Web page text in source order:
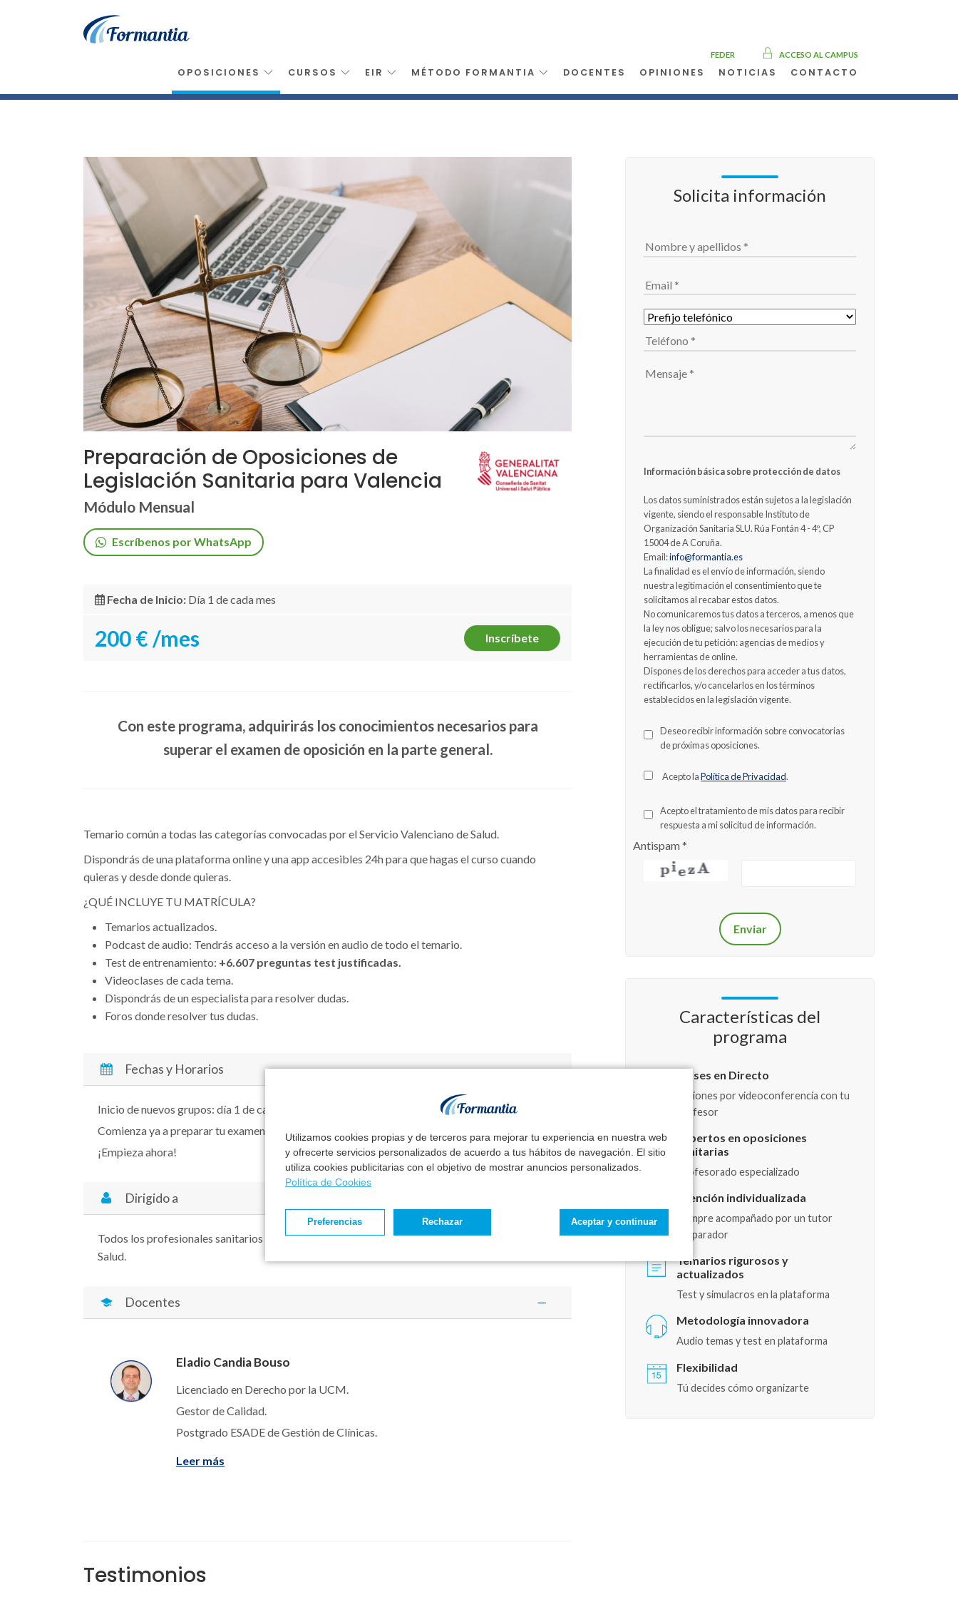
Utilizamos cookies propias y de terceros para mejorar tu experiencia en nuestra web
y ofrecerte servicios personalizados de acuerdo a tus hábitos de navegación. El sitio
utiliza cookies publicitarias con el objetivo de mostrar anuncios personalizados.
Política de Cookies
Aceptar y continuar
Rechazar
Preferencias
Oposiciones >Legislacion Legislacion Sanitaria Para Valencia
Preparación de Oposiciones de
Legislación Sanitaria para Valencia
Módulo Mensual
Escríbenos por WhatsApp
Fecha de Inicio: Día 1 de cada mes
200 €/mes Inscríbete
Con este programa, adquirirás los conocimientos necesarios para
superar el examen de oposición en la parte general.
Temario común a todas las categorías convocadas por el Servicio Valenciano de Salud.
Dispondrás de una plataforma online y una app accesibles 24h para que hagas el curso cuando
quieras y desde donde quieras.
¿QUÉ INCLUYE TU MATRÍCULA?
Temarios actualizados.
Podcast de audio: Tendrás acceso a la versión en audio de todo el temario.
Test de entrenamiento: +6.607 preguntas test justificadas.
Videoclases de cada tema.
Dispondrás de un especialista para resolver dudas.
Foros donde resolver tus dudas.
Fechas y Horarios
Inicio de nuevos grupos: día 1 de cada mes.
Comienza ya a preparar tu examen y consigue los resultados que estabas buscando.
¡Empieza ahora!
Dirigido a
Todos los profesionales sanitarios que se presenten a convocatoria del Servicio Valenciano de
Salud.
Docentes
Eladio Candia Bouso
Licenciado en Derecho por la UCM.
Gestor de Calidad.
Postgrado ESADE de Gestión de Clínicas.
Leer más
Testimonios
Solicita información
Información básica sobre protección de datos
Los datos suministrados están sujetos a la legislación
vigente, siendo el responsable Instituto de
Organización Sanitaria SLU. Rúa Fontán 4 - 4º, CP
15004 de A Coruña.
Email:info@formantia.es
La finalidad es el envío de información, siendo
nuestra legitimación el consentimiento que te
solicitamos al recabar estos datos.
No comunicaremos tus datos a terceros, a menos que
la ley nos obligue; salvo los necesarios para la
ejecución de tu petición: agencias de medios y
herramientas de online.
Dispones de los derechos para acceder a tus datos,
rectificarlos, y/o cancelarlos en los términos
establecidos en la legislación vigente.
Deseo recibir información sobre convocatorias
de próximas oposiciones.
Acepto laPolítica de Privacidad.
Acepto el tratamiento de mis datos para recibir
respuesta a mi solicitud de información.
Antispam *
Características del
programa
Clases en Directo
Sesiones por videoconferencia con tu
profesor
Expertos en oposiciones
sanitarias
Profesorado especializado
Atención individualizada
Siempre acompañado por un tutor
preparador
Temarios rigurosos y
actualizados
Test y simulacros en la plataforma
Metodología innovadora
Audio temas y test en plataforma
Flexibilidad
Tú decides cómo organizarte
FEDER ACCESO AL CAMPUS
OPOSICIONES CURSOS EIR MÉTODO FORMANTIA DOCENTES OPINIONES NOTICIAS CONTACTO